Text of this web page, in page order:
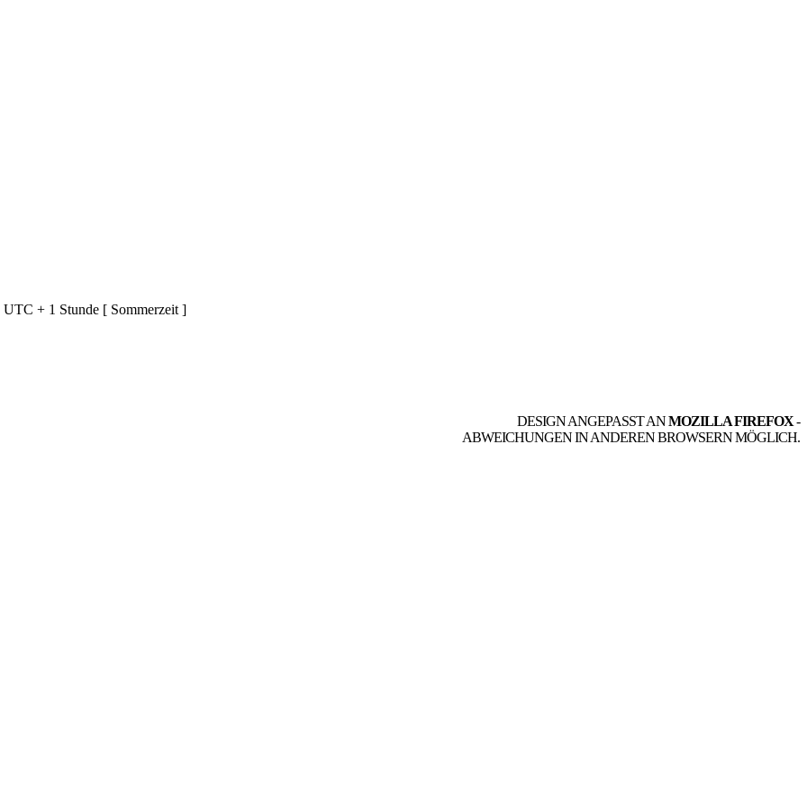
+ 1 Stunde [ Sommerzeit ]
DESIGN ANGEPASST ANMOZILLA FIREFOX-
ABWEICHUNGEN IN ANDEREN BROWSERN MÖGLICH.